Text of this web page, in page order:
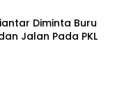
Diminta Buru
Jalan Pada PKL